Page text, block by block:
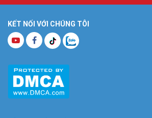
KẾT NỐI VỚI CHÚNG TÔI